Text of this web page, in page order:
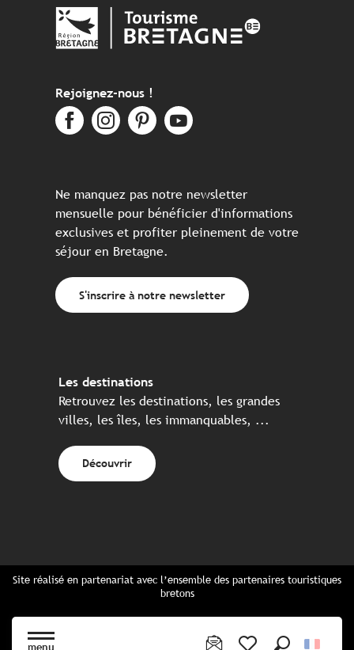
menu
Rejoignez-nous !
Ne manquez pas notre newsletter
mensuelle pour bénéficier d'informations
exclusives et profiter pleinement de votre
séjour en Bretagne.
S'inscrire à notre newsletter
Les destinations
Retrouvez les destinations, les grandes
villes, les îles, les immanquables, ...
Découvrir
Site réalisé en partenariat avec l’ensemble des partenaires touristiques
bretons
Cartes Bretagne & brochures